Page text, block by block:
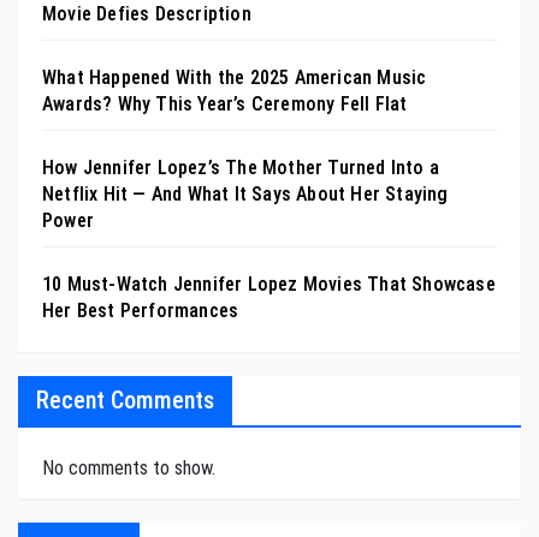
Movie Defies Description
What Happened With the 2025 American Music
Awards? Why This Year’s Ceremony Fell Flat
How Jennifer Lopez’s The Mother Turned Into a
Netflix Hit — And What It Says About Her Staying
Power
10 Must-Watch Jennifer Lopez Movies That Showcase
Her Best Performances
Recent Comments
No comments to show.